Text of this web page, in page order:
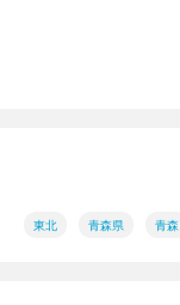
東北 青森県 青森